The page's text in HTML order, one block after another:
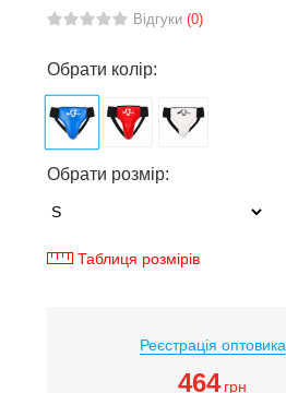
Відгуки (0)
Обрати колір:
Обрати розмір:
Таблиця розмірів
Реєстрація оптовика
464 грн